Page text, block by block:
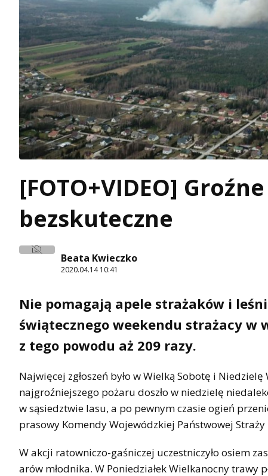
[FOTO+VIDEO]
bezskuteczne
Beata Kwieczko
2020.04.14 10:41
Nie pomagają apele strażaków i
świątecznego weekendu strażacy
z tego powodu aż 209 razy.
Najwięcej zgłoszeń było w Wielką Sobotę i
najgroźniejszego pożaru doszło w niedzielę
w sąsiedztwie lasu, a po pewnym czasie ogień
prasowy Komendy Wojewódzkiej Państwowej Straży
W akcji ratowniczo-gaśniczej uczestniczyło osiem
arów młodnika. W Poniedziałek Wielkanocny trawy